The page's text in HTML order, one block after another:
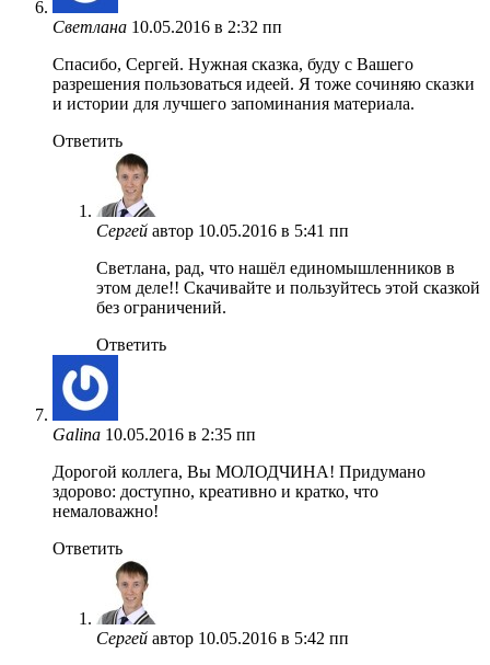
Светлана 10.05.2016 в 2:32 пп
Спасибо, Сергей. Нужная сказка, буду с Вашего
разрешения пользоваться идеей. Я тоже сочиняю сказки
и истории для лучшего запоминания материала.
Ответить
Сергей автор 10.05.2016 в 5:41 пп
Светлана, рад, что нашёл единомышленников в
этом деле!! Скачивайте и пользуйтесь этой сказкой
без ограничений.
Ответить
Galina 10.05.2016 в 2:35 пп
Дорогой коллега, Вы МОЛОДЧИНА! Придумано
здорово: доступно, креативно и кратко, что
немаловажно!
Ответить
Сергей автор 10.05.2016 в 5:42 пп